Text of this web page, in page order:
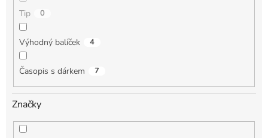
Tip 0
Výhodný balíček 4
Časopis s dárkem 7
Značky